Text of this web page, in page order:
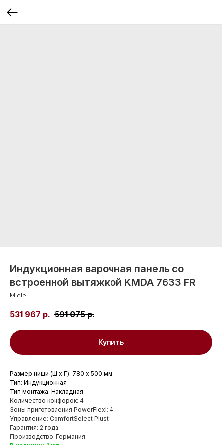
Индукционная варочная панель со
встроенной вытяжкой KMDA 7633 FR
Miele
531 967 р. 591 075 р.
Купить
Размер ниши (Ш x Г): 780 x 500 мм
Тип: Индукционная
Тип монтажа: Накладная
Количество конфорок: 4
Зоны приготовления PowerFlexl: 4
Управление: ComfortSelect Plust
Гарантия: 2 года
Производство: Германия